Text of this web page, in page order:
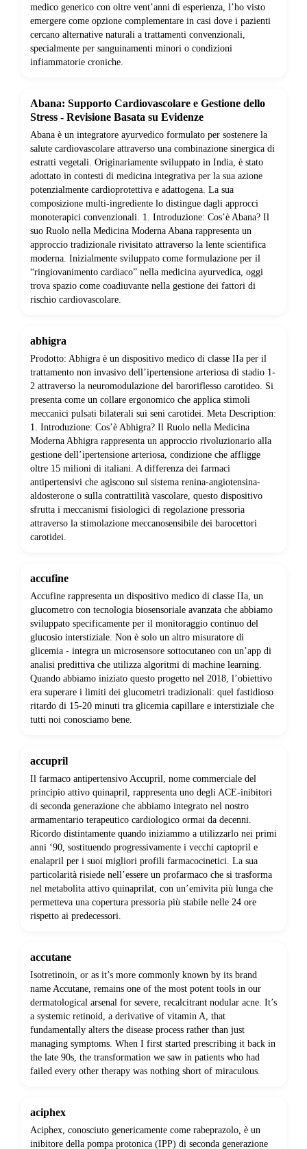
medico generico con oltre vent’anni di esperienza, l’ho visto
emergere come opzione complementare in casi dove i pazienti
cercano alternative naturali a trattamenti convenzionali,
specialmente per sanguinamenti minori o condizioni
infiammatorie croniche.
Abana: Supporto Cardiovascolare e Gestione dello
Stress - Revisione Basata su Evidenze
Abana è un integratore ayurvedico formulato per sostenere la
salute cardiovascolare attraverso una combinazione sinergica di
estratti vegetali. Originariamente sviluppato in India, è stato
adottato in contesti di medicina integrativa per la sua azione
potenzialmente cardioprotettiva e adattogena. La sua
composizione multi-ingrediente lo distingue dagli approcci
monoterapici convenzionali. 1. Introduzione: Cos’è Abana? Il
suo Ruolo nella Medicina Moderna Abana rappresenta un
approccio tradizionale rivisitato attraverso la lente scientifica
moderna. Inizialmente sviluppato come formulazione per il
“ringiovanimento cardiaco” nella medicina ayurvedica, oggi
trova spazio come coadiuvante nella gestione dei fattori di
rischio cardiovascolare.
abhigra
Prodotto: Abhigra è un dispositivo medico di classe IIa per il
trattamento non invasivo dell’ipertensione arteriosa di stadio 1-
2 attraverso la neuromodulazione del baroriflesso carotideo. Si
presenta come un collare ergonomico che applica stimoli
meccanici pulsati bilaterali sui seni carotidei. Meta Description:
1. Introduzione: Cos’è Abhigra? Il Ruolo nella Medicina
Moderna Abhigra rappresenta un approccio rivoluzionario alla
gestione dell’ipertensione arteriosa, condizione che affligge
oltre 15 milioni di italiani. A differenza dei farmaci
antipertensivi che agiscono sul sistema renina-angiotensina-
aldosterone o sulla contrattilità vascolare, questo dispositivo
sfrutta i meccanismi fisiologici di regolazione pressoria
attraverso la stimolazione meccanosensibile dei barocettori
carotidei.
accufine
Accufine rappresenta un dispositivo medico di classe IIa, un
glucometro con tecnologia biosensoriale avanzata che abbiamo
sviluppato specificamente per il monitoraggio continuo del
glucosio interstiziale. Non è solo un altro misuratore di
glicemia - integra un microsensore sottocutaneo con un’app di
analisi predittiva che utilizza algoritmi di machine learning.
Quando abbiamo iniziato questo progetto nel 2018, l’obiettivo
era superare i limiti dei glucometri tradizionali: quel fastidioso
ritardo di 15-20 minuti tra glicemia capillare e interstiziale che
tutti noi conosciamo bene.
accupril
Il farmaco antipertensivo Accupril, nome commerciale del
principio attivo quinapril, rappresenta uno degli ACE-inibitori
di seconda generazione che abbiamo integrato nel nostro
armamentario terapeutico cardiologico ormai da decenni.
Ricordo distintamente quando iniziammo a utilizzarlo nei primi
anni ‘90, sostituendo progressivamente i vecchi captopril e
enalapril per i suoi migliori profili farmacocinetici. La sua
particolarità risiede nell’essere un profarmaco che si trasforma
nel metabolita attivo quinaprilat, con un’emivita più lunga che
permetteva una copertura pressoria più stabile nelle 24 ore
rispetto ai predecessori.
accutane
Isotretinoin, or as it’s more commonly known by its brand
name Accutane, remains one of the most potent tools in our
dermatological arsenal for severe, recalcitrant nodular acne. It’s
a systemic retinoid, a derivative of vitamin A, that
fundamentally alters the disease process rather than just
managing symptoms. When I first started prescribing it back in
the late 90s, the transformation we saw in patients who had
failed every other therapy was nothing short of miraculous.
aciphex
Aciphex, conosciuto genericamente come rabeprazolo, è un
inibitore della pompa protonica (IPP) di seconda generazione